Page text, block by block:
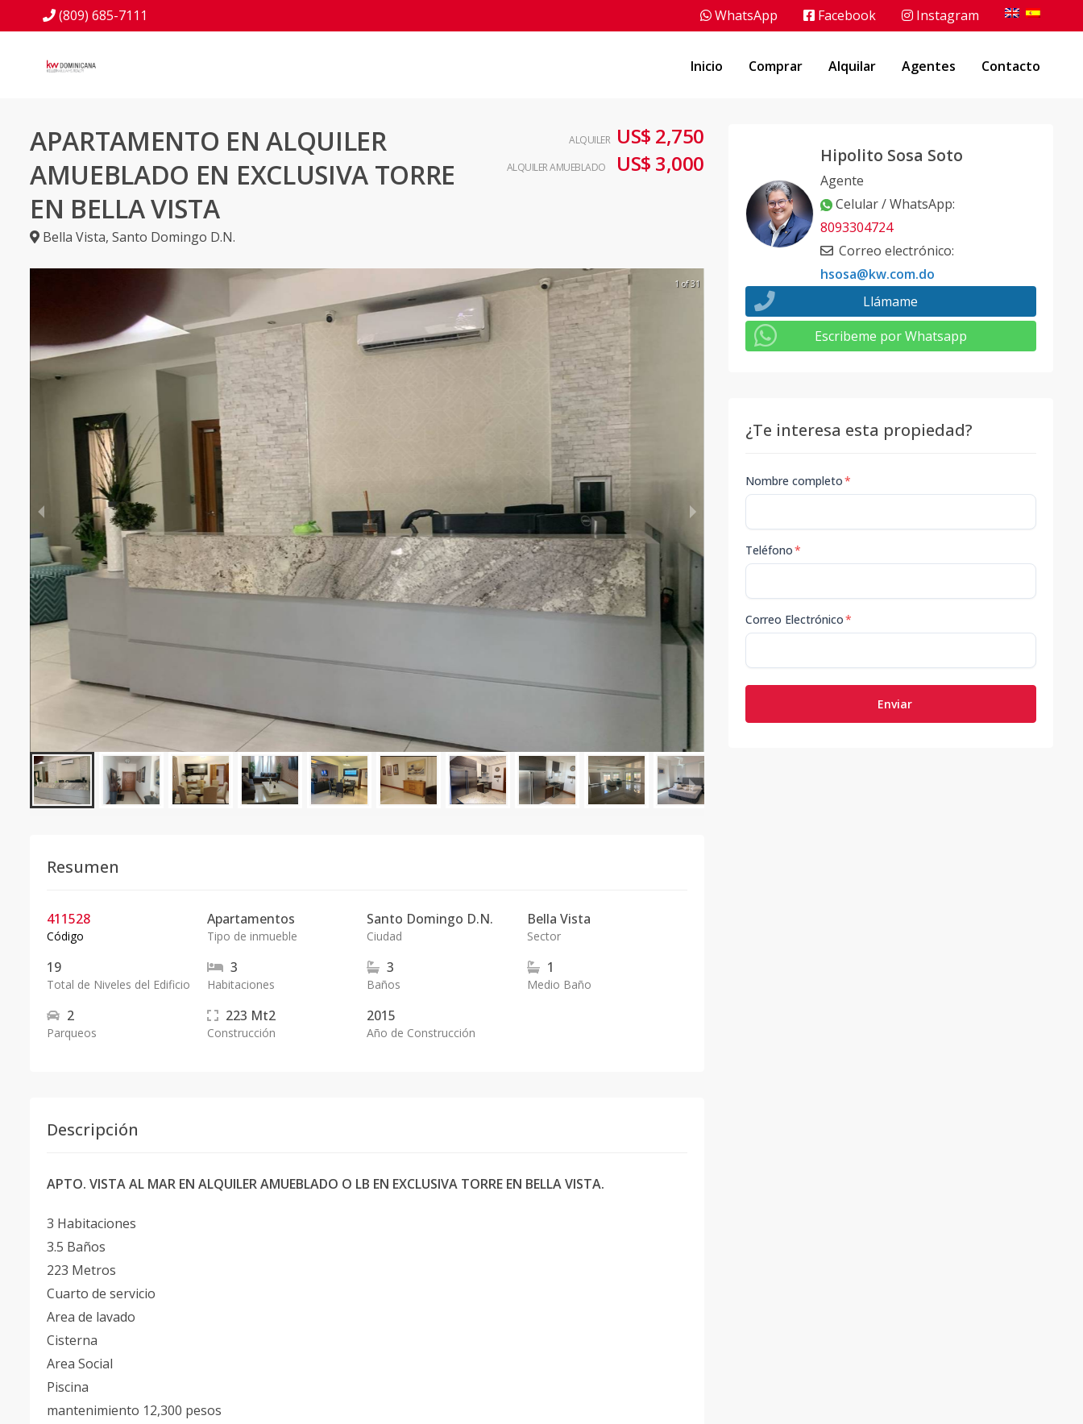
(809) 685-7111 WhatsApp Facebook Instagram
Inicio Comprar Alquilar Agentes Contacto
APARTAMENTO EN ALQUILER
AMUEBLADO EN EXCLUSIVA TORRE
EN BELLA VISTA
Bella Vista, Santo Domingo D.N.
ALQUILER US$ 2,750
ALQUILER AMUEBLADO US$ 3,000
1 of 31
Resumen
411528
Código
Apartamentos
Tipo de inmueble
Santo Domingo D.N.
Ciudad
Bella Vista
Sector
19
Total de Niveles del Edificio
3
Habitaciones
3
Baños
1
Medio Baño
2
Parqueos
223 Mt2
Construcción
2015
Año de Construcción
Descripción
APTO. VISTA AL MAR EN ALQUILER AMUEBLADO O LB EN EXCLUSIVA TORRE EN BELLA VISTA.
3 Habitaciones
3.5 Baños
223 Metros
Cuarto de servicio
Area de lavado
Cisterna
Area Social
Piscina
mantenimiento 12,300 pesos
Hipolito Sosa Soto
Agente
Celular / WhatsApp:
8093304724
Correo electrónico:
hsosa@kw.com.do
Llámame
Escribeme por Whatsapp
¿Te interesa esta propiedad?
Nombre completo*
Teléfono*
Correo Electrónico*
Enviar